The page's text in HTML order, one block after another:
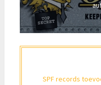
SPF records